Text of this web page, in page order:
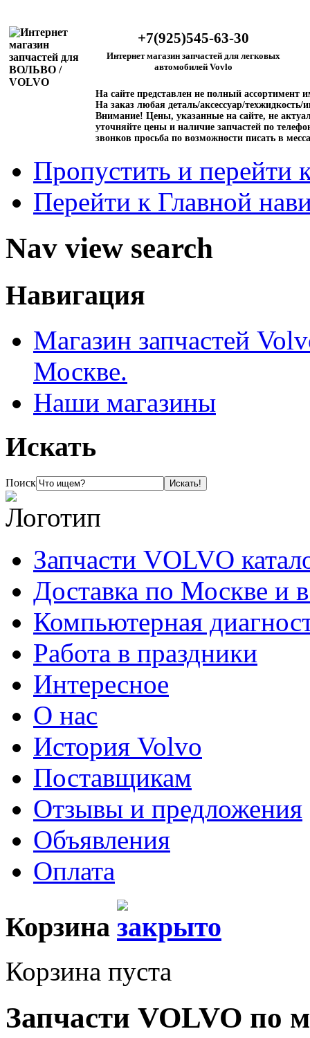
+7(925)545-63-30
Интернет магазин запчастей для легковых
автомобилей Vovlo
На сайте представлен не полный ассортимент
На заказ любая деталь/аксессуар/техжидкость/
Внимание! Цены, указанные на сайте, не
уточняйте цены и наличие запчастей по
звонков просьба по возможности писать в
Пропустить и перейти
Перейти к Главной
Nav view search
Навигация
Магазин запчастей
Москве.
Наши магазины
Искать
Поиск
Запчасти VOLVO
Доставка по Москве и
Компьютерная
Работа в праздники
Интересное
О нас
История Volvo
Поставщикам
Отзывы и предложения
Объявления
Оплата
Корзина
Корзина пуста
Запчасти VOLVO по